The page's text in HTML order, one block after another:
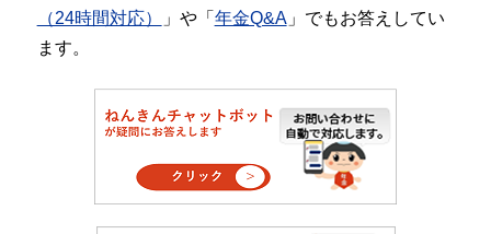
（24時間対応）
」や「 年金Q&A」でもお答えしてい
ます。